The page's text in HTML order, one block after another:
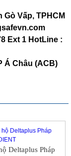
Gò Vấp, TPHCM
Ext 1 HotLine :
Á Châu (ACB)
Deltaplus Pháp